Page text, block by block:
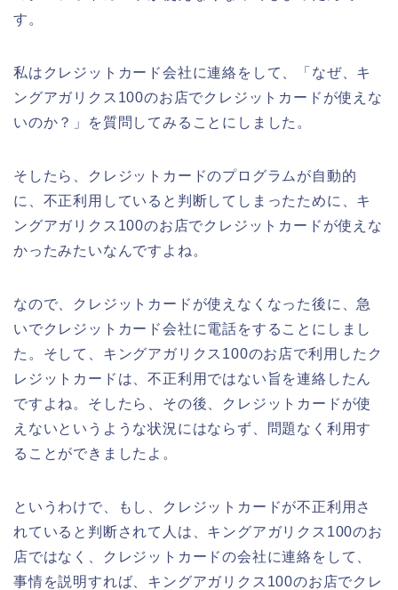
す。
私はクレジットカード会社に連絡をして、「なぜ、キ
ングアガリクス100のお店でクレジットカードが使えな
いのか？」を質問してみることにしました。
そしたら、クレジットカードのプログラムが自動的
に、不正利用していると判断してしまったために、キ
ングアガリクス100のお店でクレジットカードが使えな
かったみたいなんですよね。
なので、クレジットカードが使えなくなった後に、急
いでクレジットカード会社に電話をすることにしまし
た。そして、キングアガリクス100のお店で利用したク
レジットカードは、不正利用ではない旨を連絡したん
ですよね。そしたら、その後、クレジットカードが使
えないというような状況にはならず、問題なく利用す
ることができましたよ。
というわけで、もし、クレジットカードが不正利用さ
れていると判断されて人は、キングアガリクス100のお
店ではなく、クレジットカードの会社に連絡をして、
事情を説明すれば、キングアガリクス100のお店でクレ